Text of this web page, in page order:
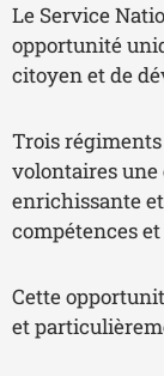
Le Service
opportunité
citoyen et de
Trois
volontaires
enrichissante
compétences
Cette
et